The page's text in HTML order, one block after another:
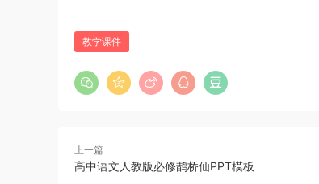
教学课件
上一篇
高中语文人教版必修鹊桥仙PPT模板